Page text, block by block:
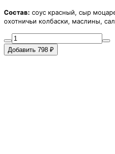
Состав: соус красный, сыр
охотничьи колбаски, маслины,
Добавить 798 ₽